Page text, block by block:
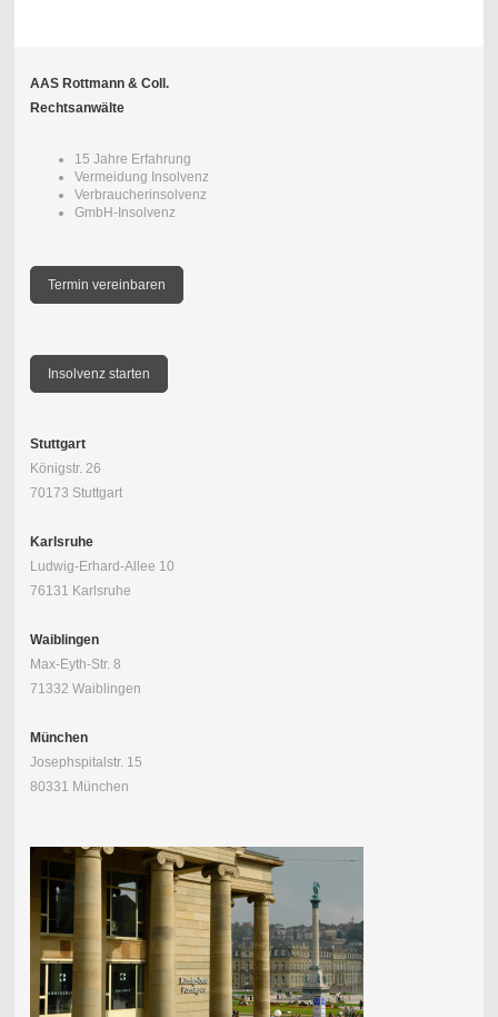
AAS Rottmann & Coll.
Rechtsanwälte
15 Jahre Erfahrung
Vermeidung Insolvenz
Verbraucherinsolvenz
GmbH-Insolvenz
Termin vereinbaren
Insolvenz starten
Stuttgart
Königstr. 26
70173 Stuttgart
Karlsruhe
Ludwig-Erhard-Allee 10
76131 Karlsruhe
Waiblingen
Max-Eyth-Str. 8
71332 Waiblingen
München
Josephspitalstr. 15
80331 München